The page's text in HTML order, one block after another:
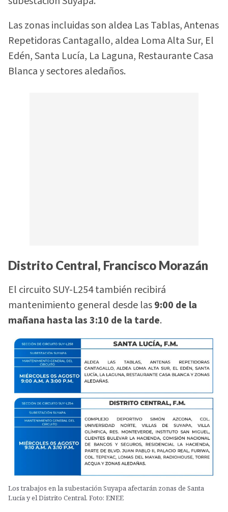
Las zonas incluidas son aldea Las Tablas, Antenas
Repetidoras Cantagallo, aldea Loma Alta Sur, El
Edén, Santa Lucía, La Laguna, Restaurante Casa
Blanca y sectores aledaños.
Distrito Central, Francisco Morazán
El circuito SUY-L254 también recibirá
mantenimiento general desde las9:00 de la
mañana hasta las 3:10 de la tarde.
Los trabajos en la subestación Suyapa afectarán zonas de Santa
Lucía y el Distrito Central. Foto: ENEE